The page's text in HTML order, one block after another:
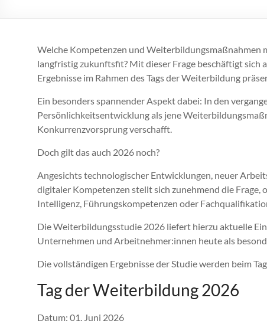
Welche Kompetenzen und
langfristig zukunftsfit? Mit dieser Frage beschäftigt
Ergebnisse im Rahmen des Tags der Weiterbildung
Ein besonders spannender Aspekt dabei: In den
Persönlichkeitsentwicklung als jene
Konkurrenzvorsprung verschafft.
Doch gilt das auch 2026 noch?
Angesichts technologischer Entwicklungen, neuer
digitaler Kompetenzen stellt sich zunehmend die Frage,
Intelligenz, Führungskompetenzen oder
Die Weiterbildungsstudie 2026 liefert hierzu aktuelle
Unternehmen und Arbeitnehmer:innen heute als
Die vollständigen Ergebnisse der Studie werden beim
Tag der Weiterbildung 2026
Datum: 01. Juni 2026